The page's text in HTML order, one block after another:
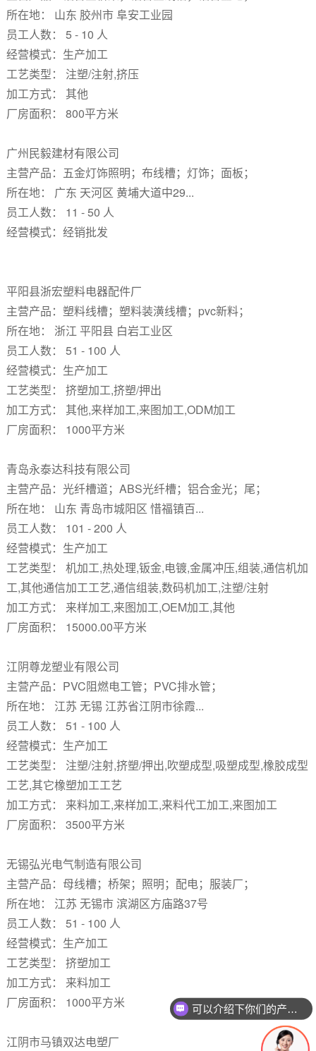
所在地： 山东 胶州市 阜安工业园
员工人数： 5 - 10 人
经营模式：生产加工
工艺类型： 注塑/注射,挤压
加工方式： 其他
厂房面积： 800平方米
广州民毅建材有限公司
主营产品：五金灯饰照明；布线槽；灯饰；面板；
所在地： 广东 天河区 黄埔大道中29...
员工人数： 11 - 50 人
经营模式：经销批发
平阳县浙宏塑料电器配件厂
主营产品：塑料线槽；塑料装潢线槽；pvc新料；
所在地： 浙江 平阳县 白岩工业区
员工人数： 51 - 100 人
经营模式：生产加工
工艺类型： 挤塑加工,挤塑/押出
加工方式： 其他,来样加工,来图加工,ODM加工
厂房面积： 1000平方米
青岛永泰达科技有限公司
主营产品：光纤槽道；ABS光纤槽；铝合金光；尾；
所在地： 山东 青岛市城阳区 惜福镇百...
员工人数： 101 - 200 人
经营模式：生产加工
工艺类型： 机加工,热处理,钣金,电镀,金属冲压,组装,通信机加
工,其他通信加工工艺,通信组装,数码机加工,注塑/注射
加工方式： 来样加工,来图加工,OEM加工,其他
厂房面积： 15000.00平方米
江阴尊龙塑业有限公司
主营产品：PVC阻燃电工管；PVC排水管；
所在地： 江苏 无锡 江苏省江阴市徐霞...
员工人数： 51 - 100 人
经营模式：生产加工
工艺类型： 注塑/注射,挤塑/押出,吹塑成型,吸塑成型,橡胶成型
工艺,其它橡塑加工工艺
加工方式： 来料加工,来样加工,来料代工加工,来图加工
厂房面积： 3500平方米
无锡弘光电气制造有限公司
主营产品：母线槽；桥架；照明；配电；服装厂；
所在地： 江苏 无锡市 滨湖区方庙路37号
员工人数： 51 - 100 人
经营模式：生产加工
工艺类型： 挤塑加工
加工方式： 来料加工
厂房面积： 1000平方米
江阴市马镇双达电塑厂